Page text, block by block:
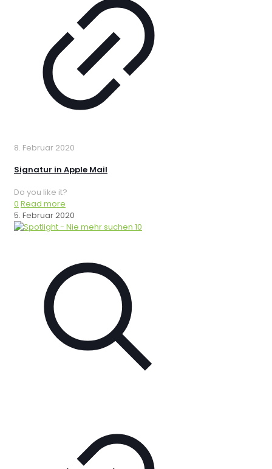
8. Februar 2020
Signatur in Apple Mail
Do you like it?
0 Read more
5. Februar 2020